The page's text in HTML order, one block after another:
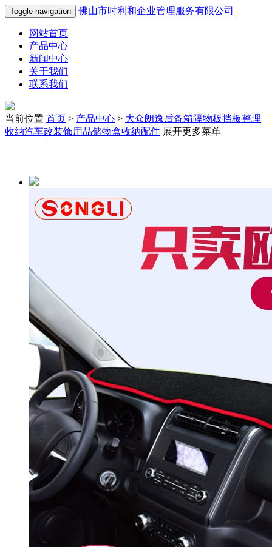
Toggle navigation 佛山市时利和企业管理服务有限公司
网站首页
产品中心
新闻中心
关于我们
联系我们
当前位置 首页 > 产品中心 > 大众朗逸后备箱隔物板挡板整理
收纳汽车改装饰用品储物盒收纳配件 展开更多菜单